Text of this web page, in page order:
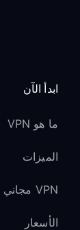
ابدأ الآن
ما هو VPN
الميزات
VPN مجاني
الأسعار